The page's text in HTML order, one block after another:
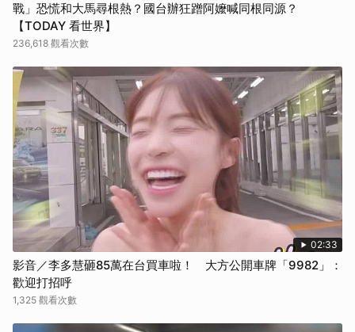
戰」恐慌和大馬尋根熱？國台辦狂蹭阿嬤喊同根同源？
【TODAY 看世界】
236,618 觀看次數
02:33
影音／李多慧砸85萬在台買車啦！ 大方公開車牌「9982」：
歡迎打招呼
1,325 觀看次數